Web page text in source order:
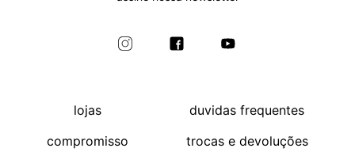
lojas
compromisso
duvidas frequentes
trocas e devoluções